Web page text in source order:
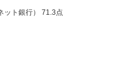
ット銀行） 71.3点